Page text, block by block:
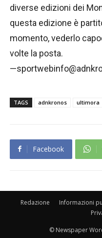
diverse edizioni dei
questa edizione è
momento, vederlo
volte la posta.
TAGS adnkronos ultimora
Facebook
Redazione Informazioni
© Newspaper